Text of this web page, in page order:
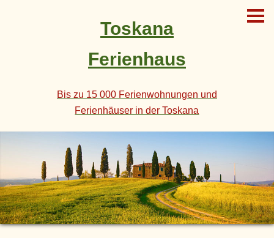
Toskana
Ferienhaus
Bis zu 15 000 Ferienwohnungen und
Ferienhäuser in der Toskana